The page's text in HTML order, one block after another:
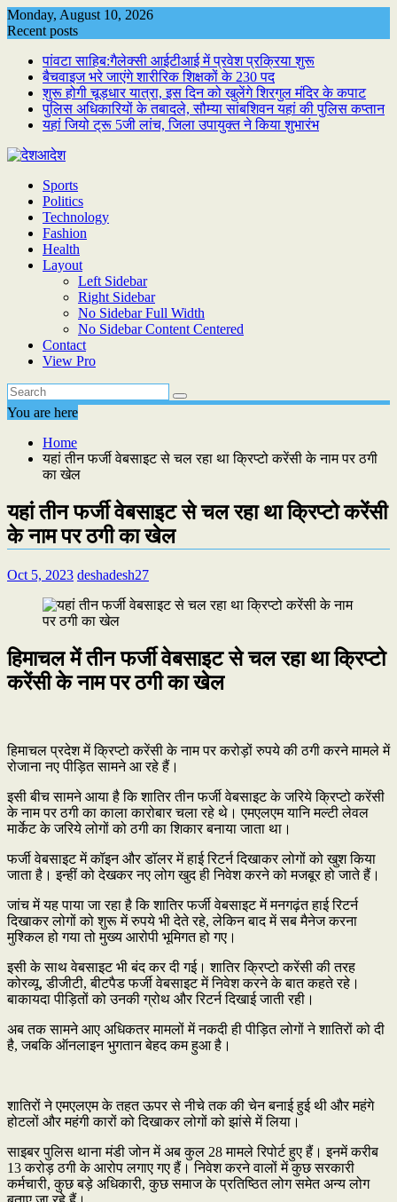
Skip
to
Monday, August 10, 2026
Recent posts
पांवटा साहिब:गैलेक्सी आईटीआई में प्रवेश प्रक्रिया शुरू
बैचवाइज भरे जाएंगे शारीरिक शिक्षकों के 230 पद
शुरू होगी चूड़धार यात्रा, इस दिन को खुलेंगे शिरगुल मंदिर के कपाट
पुलिस अधिकारियों के तबादले, सौम्या सांबशिवन यहां की पुलिस कप्तान
यहां जियो ट्रू 5जी लांच, जिला उपायुक्त ने किया शुभारंभ
Sports
Politics
Technology
Fashion
Health
Layout
Left Sidebar
Right Sidebar
No Sidebar Full Width
No Sidebar Content Centered
Contact
View Pro
You are here
Home
यहां तीन फर्जी वेबसाइट से चल रहा था क्रिप्टो करेंसी के नाम पर ठगी
का खेल
यहां तीन फर्जी वेबसाइट से चल रहा था क्रिप्टो करेंसी
के नाम पर ठगी का खेल
Oct 5, 2023 deshadesh27
हिमाचल में तीन फर्जी वेबसाइट से चल रहा था क्रिप्टो
करेंसी के नाम पर ठगी का खेल
हिमाचल प्रदेश में क्रिप्टो करेंसी के नाम पर करोड़ों रुपये की ठगी करने मामले में
रोजाना नए पीड़ित सामने आ रहे हैं।
इसी बीच सामने आया है कि शातिर तीन फर्जी वेबसाइट के जरिये क्रिप्टो करेंसी
के नाम पर ठगी का काला कारोबार चला रहे थे। एमएलएम यानि मल्टी लेवल
मार्केट के जरिये लोगों को ठगी का शिकार बनाया जाता था।
फर्जी वेबसाइट में कॉइन और डॉलर में हाई रिटर्न दिखाकर लोगों को खुश किया
जाता है। इन्हीं को देखकर नए लोग खुद ही निवेश करने को मजबूर हो जाते हैं।
जांच में यह पाया जा रहा है कि शातिर फर्जी वेबसाइट में मनगढ़ंत हाई रिटर्न
दिखाकर लोगों को शुरू में रुपये भी देते रहे, लेकिन बाद में सब मैनेज करना
मुश्किल हो गया तो मुख्य आरोपी भूमिगत हो गए।
इसी के साथ वेबसाइट भी बंद कर दी गई। शातिर क्रिप्टो करेंसी की तरह
कोरव्यू, डीजीटी, बीटपैड फर्जी वेबसाइट में निवेश करने के बात कहते रहे।
बाकायदा पीड़ितों को उनकी ग्रोथ और रिटर्न दिखाई जाती रही।
अब तक सामने आए अधिकतर मामलों में नकदी ही पीड़ित लोगों ने शातिरों को दी
है, जबकि ऑनलाइन भुगतान बेहद कम हुआ है।
शातिरों ने एमएलएम के तहत ऊपर से नीचे तक की चेन बनाई हुई थी और महंगे
होटलों और महंगी कारों को दिखाकर लोगों को झांसे में लिया।
साइबर पुलिस थाना मंडी जोन में अब कुल 28 मामले रिपोर्ट हुए हैं। इनमें करीब
13 करोड़ ठगी के आरोप लगाए गए हैं। निवेश करने वालों में कुछ सरकारी
कर्मचारी, कुछ बड़े अधिकारी, कुछ समाज के प्रतिष्ठित लोग समेत अन्य लोग